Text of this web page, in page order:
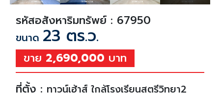
รหัสอสังหาริมทรัพย์ : 67950
ขนาด 23 ตร.ว.
ขาย 2,690,000 บาท
ที่ตั้ง : ทาวน์เฮ้าส์ ใกล้โรงเรียนสตรีวิทยา2